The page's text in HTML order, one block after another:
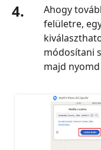
4.
Ahogy
felületre,
módosítani
majd